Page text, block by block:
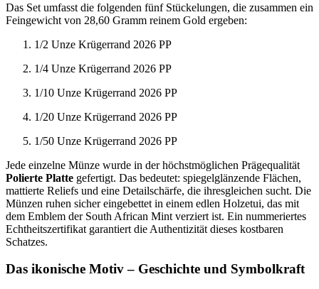
Das Set umfasst die folgenden fünf Stückelungen, die zusammen ein
Feingewicht von 28,60 Gramm reinem Gold ergeben:
1/2 Unze Krügerrand 2026 PP
1/4 Unze Krügerrand 2026 PP
1/10 Unze Krügerrand 2026 PP
1/20 Unze Krügerrand 2026 PP
1/50 Unze Krügerrand 2026 PP
Jede einzelne Münze wurde in der höchstmöglichen Prägequalität
Polierte Platte gefertigt. Das bedeutet: spiegelglänzende Flächen,
mattierte Reliefs und eine Detailschärfe, die ihresgleichen sucht. Die
Münzen ruhen sicher eingebettet in einem edlen Holzetui, das mit
dem Emblem der South African Mint verziert ist. Ein nummeriertes
Echtheitszertifikat garantiert die Authentizität dieses kostbaren
Schatzes.
Das ikonische Motiv – Geschichte und Symbolkraft